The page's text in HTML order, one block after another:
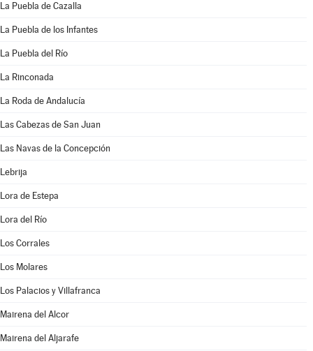
La Puebla de Cazalla
La Puebla de los Infantes
La Puebla del Río
La Rinconada
La Roda de Andalucía
Las Cabezas de San Juan
Las Navas de la Concepción
Lebrija
Lora de Estepa
Lora del Río
Los Corrales
Los Molares
Los Palacios y Villafranca
Mairena del Alcor
Mairena del Aljarafe